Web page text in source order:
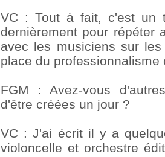
VC : Tout à fait, c'est un
dernièrement pour répéter
avec les musiciens sur
place du
FGM : Avez-vous
d'être créées un jour ?
VC : J'ai écrit il y a
violoncelle et orchestre